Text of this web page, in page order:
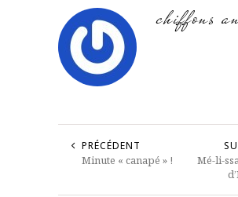
chiffons
PRÉCÉDENT
Minute « canapé » !
Mé-li-